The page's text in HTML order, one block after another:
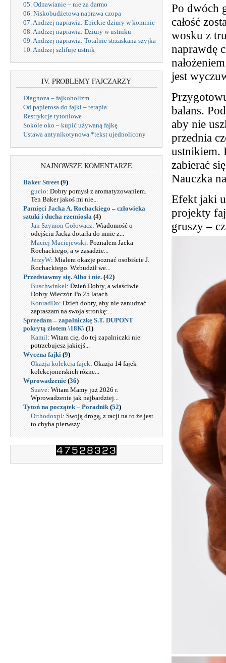
05. Odnawianie – nie za darmo
06. Niskobudżetowa naprawa czopa
07. Andrzej naprawia: Epickie dziury w kominie
08. Andrzej naprawia: Dziury w ustniku
09. Andrzej naprawia: Totalnie strzaskana szyjka
10. Andrzej szlifuje ustnik
IV. PROBLEMY FAJCZARZY
Diagnoza – fajkoholizm
Od papierosa do fajki – terapia
Restrykcje tytoniowe
Sokole oko – kupić używaną fajkę
Ustawa antynikotynowa *tekst ujednolicony
NAJNOWSZE KOMENTARZE
Baker Street(9)
gucio: Dobry pomysł z aromatyzowaniem.
Ten Baker jakoś mi nie...
Pamięci Jacka A. Rochackiego – człowieka
sztuki i ducha rzemiosła (4)
Jan Szymon Gołowacz: Wiadomość o
odejściu Jacka dotarła do mnie z...
Maciej Maciejewski: Poznałem Jacka
Rochackiego, a w zasadzie...
JerzyW: Mialem okazje poznać osobiście J.
Rochackiego. Wzbudził we...
Przedstawmy się. Albo i nie. (42)
Buschwinkel: Dzień Dobry, a właściwie
Dobry Wieczór. Po 25 latach...
KonradDo: Dzień dobry, aby nie zanudzać
zapraszam na swoja stronkę:...
Sprzedam – zapalniczkę S.T. DUPONT
pokrytą złotem \18K\ (1)
Kamil: Witam cię, do tej zapalniczki nie
potrzebujesz jakiejś...
Wycena fajki (9)
Okazja kolekcja fajek: Okazja 14 fajek
kolekcjonerskich różne...
Wprowadzenie (36)
Suave: Witam Mamy już 2026 r.
Wprowadzenie jak najbardziej...
Tytoń na początek – Poradnik (52)
Orthodoxpl: Swoją drogą, z racji na to że jest
to chyba pierwszy...
Po dwóch
całość
wosku z
naprawdę
jest
balans.
aby nie
przednia
ustnikiem.
zabierać
Nauczka
Efekt jaki
projekty
gruszy –